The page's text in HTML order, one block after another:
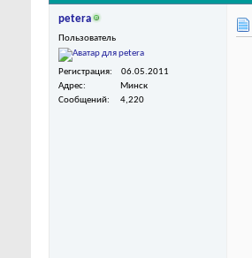
petera
Пользователь
Регистрация
06.05.2011
Адрес
Минск
Сообщений
4,220